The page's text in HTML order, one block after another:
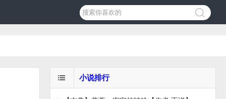
小说排行